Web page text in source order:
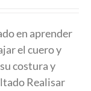
en aprender
el cuero y
costura y
Realisar